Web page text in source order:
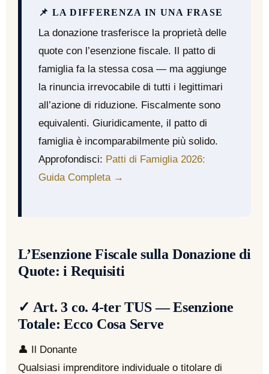
📌 LA DIFFERENZA IN UNA FRASE
La donazione trasferisce la proprietà delle
quote con l’esenzione fiscale. Il patto di
famiglia fa la stessa cosa — ma aggiunge
la rinuncia irrevocabile di tutti i legittimari
all’azione di riduzione. Fiscalmente sono
equivalenti. Giuridicamente, il patto di
famiglia è incomparabilmente più solido.
Approfondisci: Patti di Famiglia 2026:
Guida Completa →
L’Esenzione Fiscale sulla Donazione di
Quote: i Requisiti
✓ Art. 3 co. 4-ter TUS — Esenzione
Totale: Ecco Cosa Serve
👤 Il Donante
Qualsiasi imprenditore individuale o titolare di